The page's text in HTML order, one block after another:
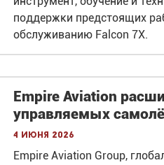
поддержки предстоящих
обслуживанию Falcon 7X.
Empire Aviation
управляемых
4 июня 2026
Empire Aviation Group,